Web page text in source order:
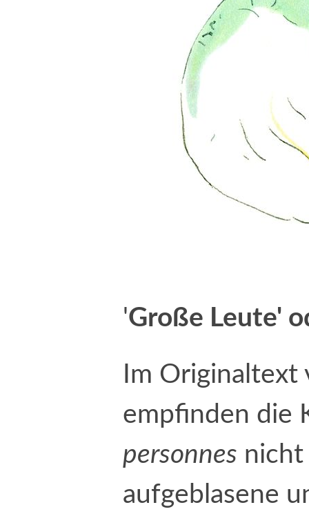
'Große Leute'
Im
empfinden die
personnes nicht
aufgeblasene